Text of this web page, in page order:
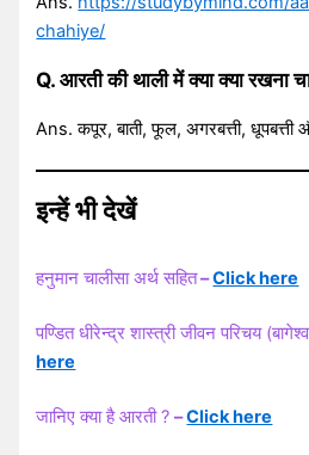
chahiye/
Q. आरती की थाली में क्या क्या रखना
Ans. कपूर, बाती, फूल, अगरबत्ती,
इन्हें भी देखें
हनुमान चालीसा अर्थ सहित–Click here
पण्डित धीरेन्द्र शास्त्री जीवन परिचय
here
जानिए क्या है आरती ?–Click here